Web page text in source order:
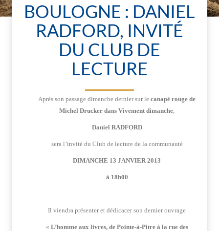
BOULOGNE : DANIEL
RADFORD, INVITÉ
DU CLUB DE
LECTURE
Après son passage dimanche dernier sur le canapé rouge de
Michel Drucker dans Vivement dimanche,
Daniel RADFORD
sera l’invité du Club de lecture de la communauté
DIMANCHE 13 JANVIER 2013
à 18h00
Il viendra présenter et dédicacer son dernier ouvrage
« L’homme aux livres, de Pointe-à-Pitre à la rue des